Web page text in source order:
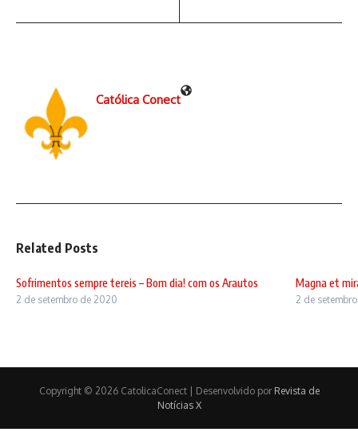
Católica Conect
Related Posts
Sofrimentos sempre tereis – Bom dia! com os Arautos
2 de setembro de 2020
Magna et
2 de
Copyright © 2026 CatolicaConect | Desenvolvido por Revista de
Notícias X